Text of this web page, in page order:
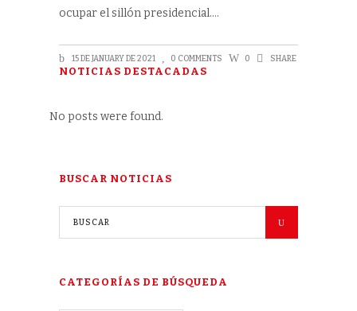
ocupar el sillón presidencial.
15 DE JANUARY DE 2021 0 COMMENTS 0 SHARE
NOTICIAS DESTACADAS
No posts were found.
BUSCAR NOTICIAS
CATEGORÍAS DE BÚSQUEDA